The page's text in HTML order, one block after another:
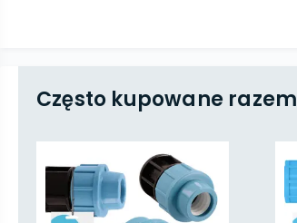
Często kupowane razem